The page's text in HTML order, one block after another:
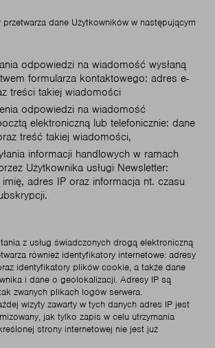
dane Użytkowników w następującym
odpowiedzi na wiadomość wysłaną
formularza kontaktowego: adres e-
treści takiej wiadomości
odpowiedzi na wiadomość
elektroniczną lub telefonicznie: dane
treść takiej wiadomości,
informacji handlowych w ramach
Użytkownika usługi Newsletter:
adres IP oraz informacja nt. czasu
z usług świadczonych drogą elektroniczną
również identyfikatory internetowe: adresy
identyfikatory plików cookie, a także dane
i dane o geolokalizacji. Adresy IP są
zwanych plikach logów serwera.
wizyty zawarty w tych danych adres IP jest
jak tylko zapis w celu utrzymania
strony internetowej nie jest już